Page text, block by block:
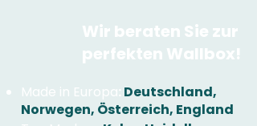
Wir beraten Sie zur
perfekten Wallbox!
Made in Europa: Deutschland,
Norwegen, Österreich, England